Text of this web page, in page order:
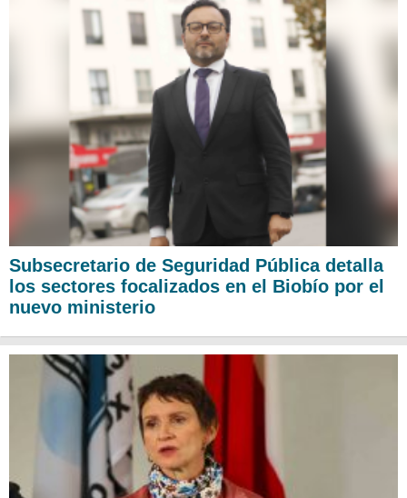
Subsecretario de Seguridad Pública detalla
los sectores focalizados en el Biobío por el
nuevo ministerio